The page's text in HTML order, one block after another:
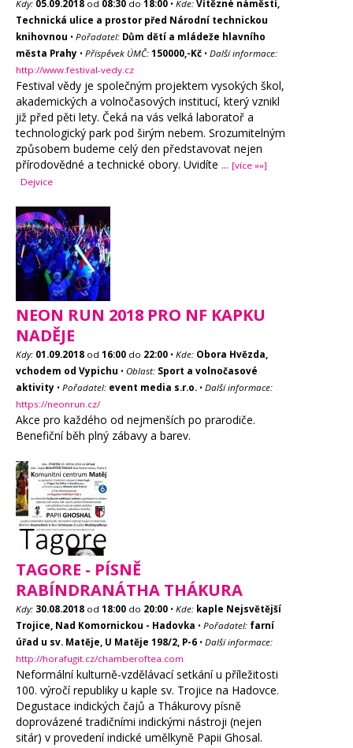
Kdy: 05.09.2018 od 08:30 do 18:00 • Kde: Vítězné náměstí,
Technická ulice a prostor před Národní technickou
knihovnou • Pořadatel: Dům dětí a mládeže hlavního
města Prahy • Příspěvek ÚMČ: 150000,-Kč • Další informace:
http://www.festival-vedy.cz
Festival vědy je společným projektem vysokých škol,
akademických a volnočasových institucí, který vznikl
již před pěti lety. Čeká na vás velká laboratoř a
technologický park pod širým nebem. Srozumitelným
způsobem budeme celý den představovat nejen
přírodovědné a technické obory. Uvidíte ... [více »»]
Dejvice
NEON RUN 2018 PRO NF KAPKU
NADĚJE
Kdy: 01.09.2018 od 16:00 do 22:00 • Kde: Obora Hvězda,
vchodem od Vypichu • Oblast: Sport a volnočasové
aktivity • Pořadatel: event media s.r.o. • Další informace:
https://neonrun.cz/
Akce pro každého od nejmenších po prarodiče.
Benefiční běh plný zábavy a barev.
TAGORE - PÍSNĚ
RABÍNDRANÁTHA THÁKURA
Kdy: 30.08.2018 od 18:00 do 20:00 • Kde: kaple Nejsvětější
Trojice, Nad Komornickou - Hadovka • Pořadatel: farní
úřad u sv. Matěje, U Matěje 198/2, P-6 • Další informace:
http://horafugit.cz/chamberoftea.com
Neformální kulturně-vzdělávací setkání u příležitosti
100. výročí republiky u kaple sv. Trojice na Hadovce.
Degustace indických čajů a Thákurovy písně
doprovázené tradičními indickými nástroji (nejen
sitár) v provedení indické umělkyně Papii Ghosal.